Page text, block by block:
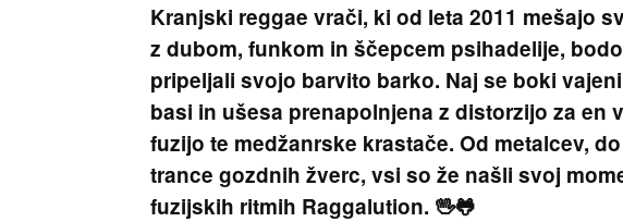
Kranjski reggae vrači, ki od leta 2011 mešajo
z dubom, funkom in ščepcem psihadelije,
pripeljali svojo barvito barko. Naj se boki
basi in ušesa prenapolnjena z distorzijo za en
fuzijo te medžanrske krastače. Od metalcev,
trance gozdnih žverc, vsi so že našli svoj
fuzijskih ritmih Raggalution. 🖖🐸